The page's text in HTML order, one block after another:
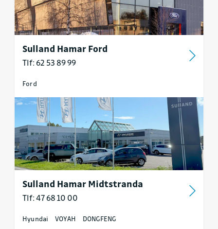
Sulland Hamar Ford
Tlf: 62 53 89 99
Ford
Sulland Hamar Midtstranda
Tlf: 47 68 10 00
Hyundai VOYAH DONGFENG